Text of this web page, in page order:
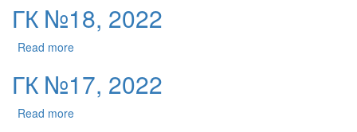
ГК №18, 2022
Read more
ГК №17, 2022
Read more